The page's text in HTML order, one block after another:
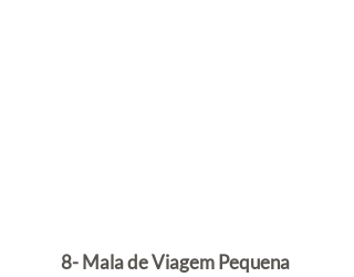
8- Mala de Viagem Pequena